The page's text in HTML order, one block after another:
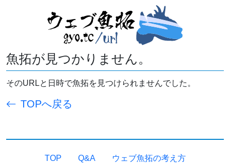
魚拓が見つかりません。
そのURLと日時で魚拓を見つけられませんでした。
TOPへ戻る
TOP Q&A ウェブ魚拓の考え方